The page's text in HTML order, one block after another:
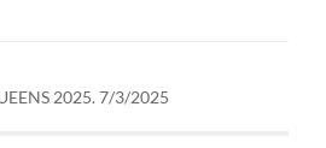
2025. 7/3/2025